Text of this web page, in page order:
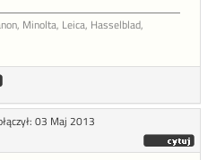
Minolta, Leica, Hasselblad,
03 Maj 2013